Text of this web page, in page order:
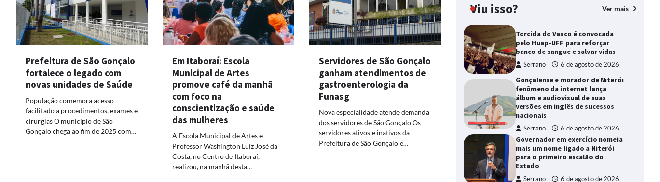
Prefeitura de São Gonçalo
fortalece o legado com
novas unidades de Saúde
População comemora acesso
facilitado a procedimentos, exames e
cirurgias O município de São
Gonçalo chega ao fim de 2025 com…
Em Itaboraí: Escola
Municipal de Artes
promove café da manhã
com foco na
conscientização e saúde
das mulheres
A Escola Municipal de Artes e
Professor Washington Luiz José da
Costa, no Centro de Itaboraí,
realizou, na manhã desta…
Servidores de São Gonçalo
ganham atendimentos de
gastroenterologia da
Funasg
Nova especialidade atende demanda
dos servidores de São Gonçalo Os
servidores ativos e inativos da
Prefeitura de São Gonçalo e…
Viu isso? Ver mais
Torcida do Vasco é convocada
pelo Huap-UFF para reforçar
banco de sangue e salvar vidas
Serrano 6 de agosto de 2026
Gonçalense e morador de Niterói
fenômeno da internet lança
álbum e audiovisual de suas
versões em inglês de sucessos
nacionais
Serrano 6 de agosto de 2026
Governador em exercício nomeia
mais um nome ligado a Niterói
para o primeiro escalão do
Estado
Serrano 6 de agosto de 2026